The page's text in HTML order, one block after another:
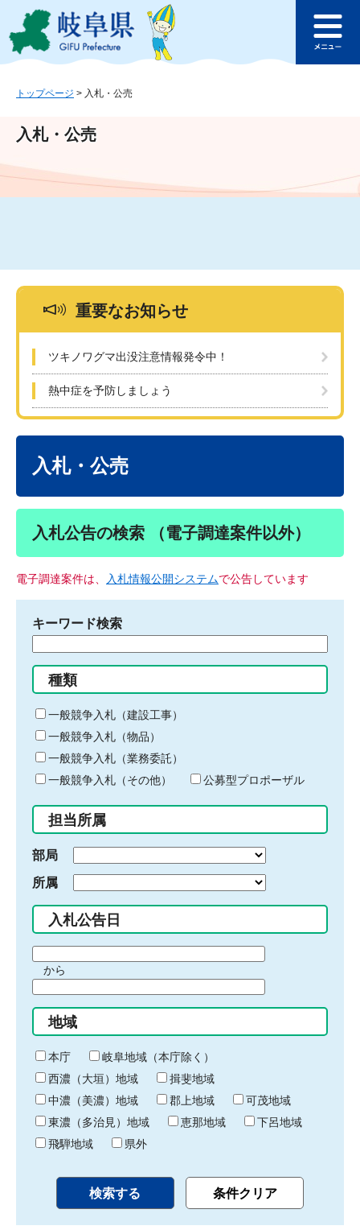
ジ
ュ
文
このページの本文へ
ュ
トップページ > 入札・公売
入札・公売
重要なお知らせ
ツキノワグマ出没注意情報発令中！
熱中症を予防しましょう
入札・公売
入札公告の検索 （電子調達案件以外）
電子調達案件は、 入札情報公開システムで公告しています
キーワード検索
る
キ
ー
ワ
ー
ド
入
力
種類
一般競争入札（建設工事）
一般競争入札（物品）
一般競争入札（業務委託）
一般競争入札（その他）
公募型プロポーザル
担当所属
部局
所属
入札公告日
間
始
り
から
間
終
わ
り
地域
本庁
岐阜地域（本庁除く）
西濃（大垣）地域
揖斐地域
中濃（美濃）地域
郡上地域
可茂地域
東濃（多治見）地域
恵那地域
下呂地域
飛騨地域
県外